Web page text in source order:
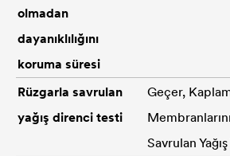
olmadan
dayanıklılığını
koruma süresi
Rüzgarla savrulan
yağış direnci testi
Geçer,
Savrulan